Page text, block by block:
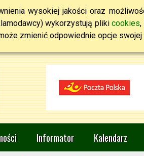
wysokiej jakości oraz
wykorzystują plikicookies,
zmienić odpowiednie opcje
Informator Kalendarz